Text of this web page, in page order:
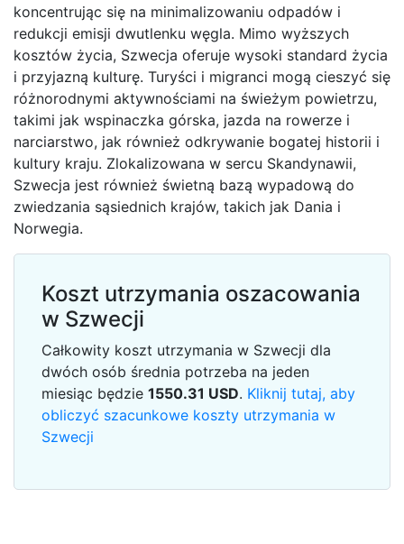
koncentrując się na minimalizowaniu odpadów i
redukcji emisji dwutlenku węgla. Mimo wyższych
kosztów życia, Szwecja oferuje wysoki standard życia
i przyjazną kulturę. Turyści i migranci mogą cieszyć się
różnorodnymi aktywnościami na świeżym powietrzu,
takimi jak wspinaczka górska, jazda na rowerze i
narciarstwo, jak również odkrywanie bogatej historii i
kultury kraju. Zlokalizowana w sercu Skandynawii,
Szwecja jest również świetną bazą wypadową do
zwiedzania sąsiednich krajów, takich jak Dania i
Norwegia.
Koszt utrzymania oszacowania
w Szwecji
Całkowity koszt utrzymania w Szwecji dla
dwóch osób średnia potrzeba na jeden
miesiąc będzie 1550.31 USD. Kliknij tutaj, aby
obliczyć szacunkowe koszty utrzymania w
Szwecji